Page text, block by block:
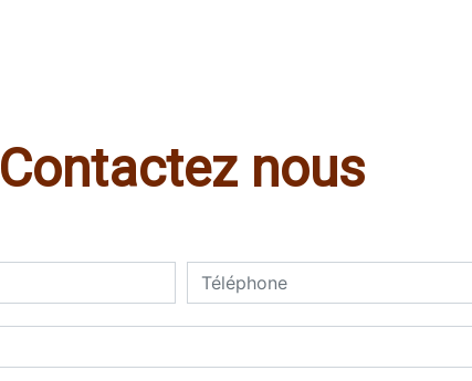
Contactez nous